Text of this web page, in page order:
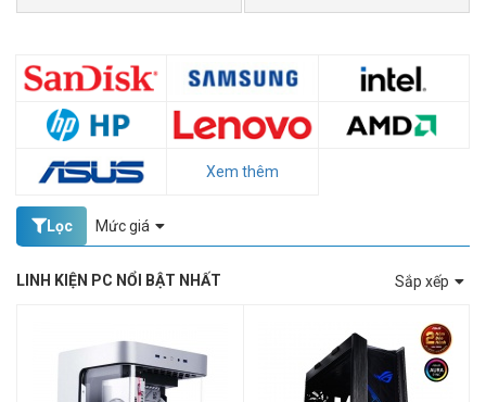
Xem thêm
Lọc Mức giá
LINH KIỆN PC NỔI BẬT NHẤT Sắp xếp